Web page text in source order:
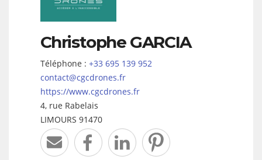
Christophe GARCIA
Téléphone : +33 695 139 952
contact@cgcdrones.fr
https://www.cgcdrones.fr
4, rue Rabelais
LIMOURS 91470